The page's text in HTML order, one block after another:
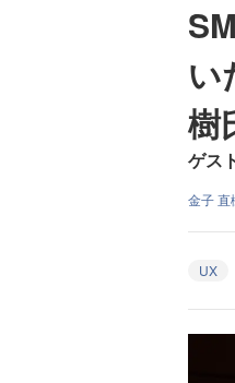
い
樹
ゲス
金子 直
UX